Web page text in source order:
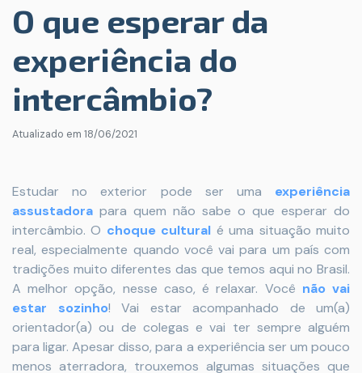
O que esperar da
experiência do
intercâmbio?
Atualizado em 18/06/2021
Estudar no exterior pode ser uma experiência
assustadora para quem não sabe o que esperar do
intercâmbio. O choque cultural é uma situação muito
real, especialmente quando você vai para um país com
tradições muito diferentes das que temos aqui no Brasil.
A melhor opção, nesse caso, é relaxar. Você não vai
estar sozinho! Vai estar acompanhado de um(a)
orientador(a) ou de colegas e vai ter sempre alguém
para ligar. Apesar disso, para a experiência ser um pouco
menos aterradora, trouxemos algumas situações que